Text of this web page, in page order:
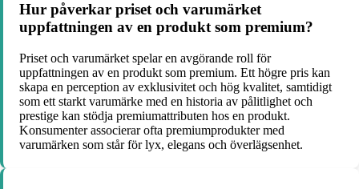
Hur påverkar priset och varumärket
uppfattningen av en produkt som premium?
Priset och varumärket spelar en avgörande roll för
uppfattningen av en produkt som premium. Ett högre pris kan
skapa en perception av exklusivitet och hög kvalitet, samtidigt
som ett starkt varumärke med en historia av pålitlighet och
prestige kan stödja premiumattributen hos en produkt.
Konsumenter associerar ofta premiumprodukter med
varumärken som står för lyx, elegans och överlägsenhet.